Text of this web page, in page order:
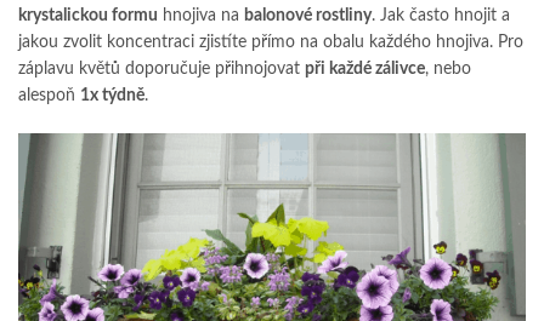
krystalickou formu hnojiva na balonové rostliny. Jak často hnojit a
jakou zvolit koncentraci zjistíte přímo na obalu každého hnojiva. Pro
záplavu květů doporučuje přihnojovat při každé zálivce, nebo
alespoň 1x týdně.